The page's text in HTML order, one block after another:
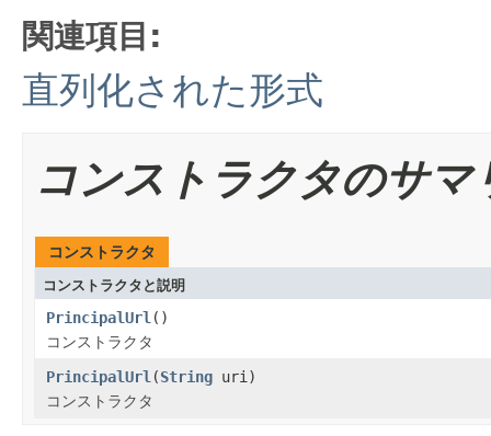
関連項目:
直列化された形式
コンストラクタのサマ
コンストラクタ
コンストラクタと説明
PrincipalUrl ()
コンストラクタ
PrincipalUrl (String uri)
コンストラクタ